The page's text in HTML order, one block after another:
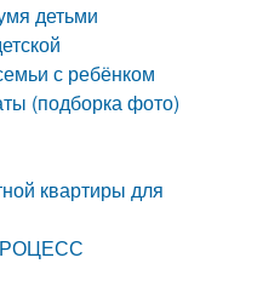
детьми
с ребёнком
(подборка фото)
квартиры для